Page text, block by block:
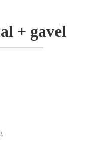
+ gavel